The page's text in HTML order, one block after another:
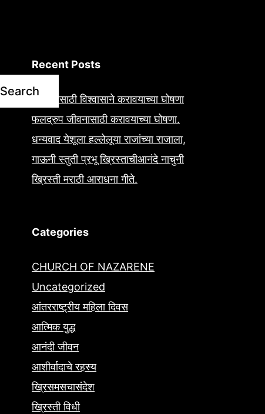
Search
Recent Posts
आरोग्यासाठी विश्वासाने करावयाच्या घोषणा
फलद्रुप जीवनासाठी करावयाच्या घोषणा.
धन्यवाद येशूला हल्लेलूया राजांच्या राजाला,
गाऊनी स्तुती प्रभू ख्रिस्ताचीआनंदे नाचुनी
ख्रिस्ती मराठी आराधना गीते.
Categories
CHURCH OF NAZARENE
Uncategorized
आंतरराष्ट्रीय महिला दिवस
आत्मिक युद्ध
आनंदी जीवन
आशीर्वादाचे रहस्य
ख्रिसमसचासंदेश
ख्रिस्ती विधी